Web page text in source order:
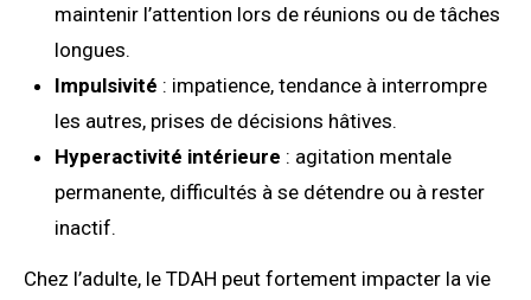
maintenir l’attention lors de réunions ou de tâches
longues.
Impulsivité : impatience, tendance à interrompre
les autres, prises de décisions hâtives.
Hyperactivité intérieure : agitation mentale
permanente, difficultés à se détendre ou à rester
inactif.
Chez l’adulte, le TDAH peut fortement impacter la vie